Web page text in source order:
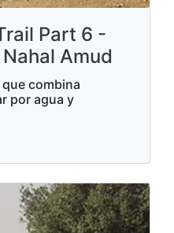
Part 6 -
Amud
combina
por agua y